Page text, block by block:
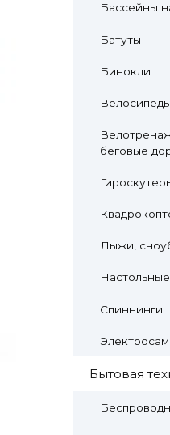
Бассейны
Батуты
Бинокли
Велосипеды
беговые
Лыжи,
Спиннинги
Бытовая